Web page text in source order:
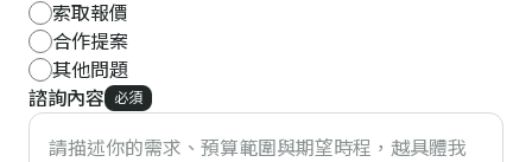
索取報價
合作提案
其他問題
諮詢內容 必須